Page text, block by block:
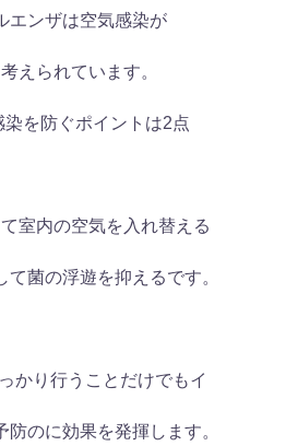
エンザは空気感染が
えられています。
染を防ぐポイントは2点
室内の空気を入れ替える
菌の浮遊を抑えるです。
かり行うことだけでもイ
防のに効果を発揮します。